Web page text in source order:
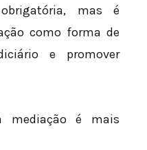
mas é
como forma de
e promover
mediação é mais